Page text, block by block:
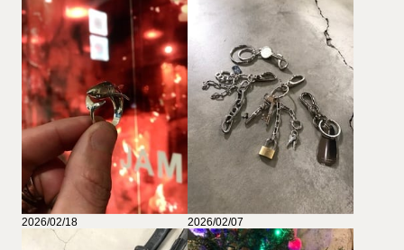
2026/02/18 2026/02/07